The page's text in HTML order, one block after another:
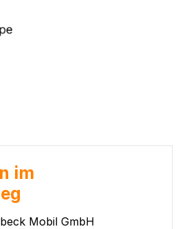
im
Mobil GmbH